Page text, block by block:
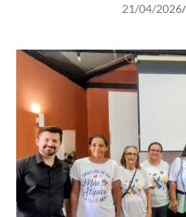
21/04/2026/